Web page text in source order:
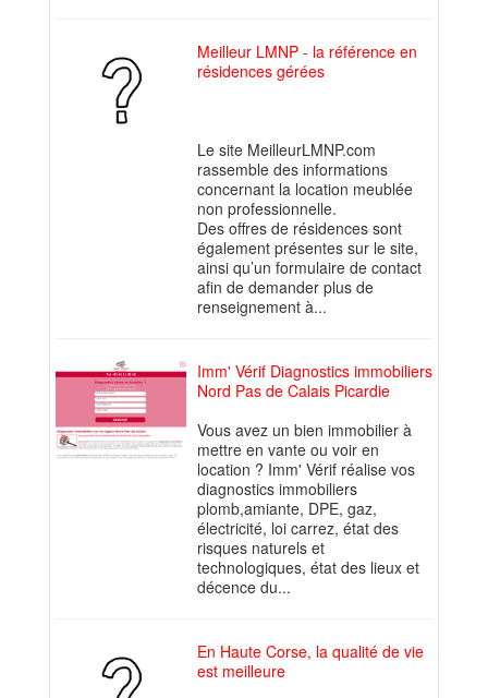
Meilleur LMNP - la référence en
résidences gérées
Le site MeilleurLMNP.com
rassemble des informations
concernant la location meublée
non professionnelle.
Des offres de résidences sont
également présentes sur le site,
ainsi qu’un formulaire de contact
afin de demander plus de
renseignement à...
Imm' Vérif Diagnostics immobiliers
Nord Pas de Calais Picardie
Vous avez un bien immobilier à
mettre en vante ou voir en
location ? Imm' Vérif réalise vos
diagnostics immobiliers
plomb,amiante, DPE, gaz,
électricité, loi carrez, état des
risques naturels et
technologiques, état des lieux et
décence du...
En Haute Corse, la qualité de vie
est meilleure